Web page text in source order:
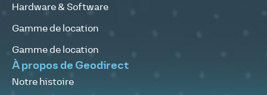
Hardware & Software
Gamme de location
Gamme de location
À propos de Geodirect
Notre histoire